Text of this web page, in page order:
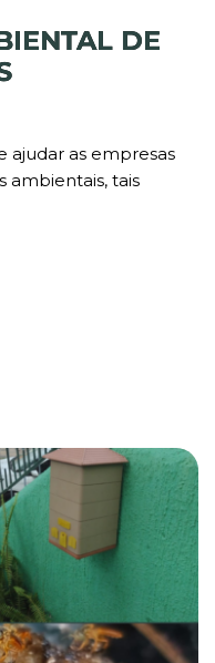
DE
ajudar as empresas
ambientais, tais